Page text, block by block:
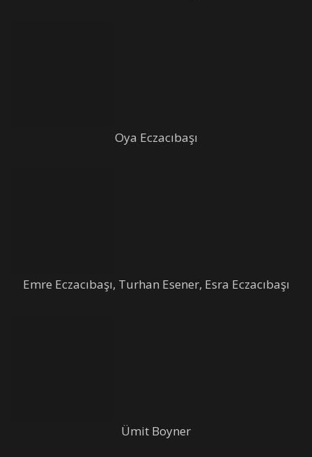
Oya Eczacıbaşı
Emre Eczacıbaşı, Turhan Esener, Esra Eczacıbaşı
Ümit Boyner